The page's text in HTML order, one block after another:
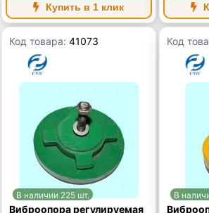
Купить в 1 клик
Код товара:41073
В наличии 225 шт.
Виброопора регулируемая
Код
В